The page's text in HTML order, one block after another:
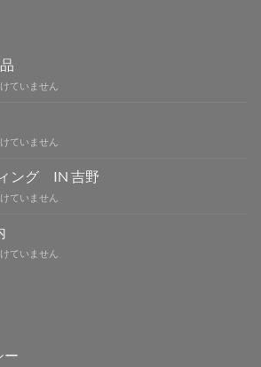
ていません
ていません
ング IN 吉野
ていません
ていません
ー